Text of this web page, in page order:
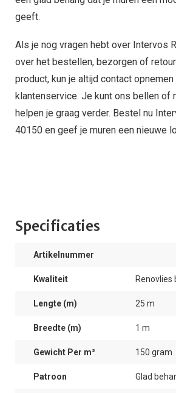
geeft.
Als je nog vragen hebt over Intervos
over het bestellen, bezorgen of
product, kun je altijd contact
klantenservice. Je kunt ons bellen of
helpen je graag verder. Bestel nu
40150 en geef je muren een nieuwe
Specificaties
Artikelnummer
Kwaliteit Renovlies
Lengte (m) 25 m
Breedte (m) 1 m
Gewicht Per m² 150 gram
Patroon Glad